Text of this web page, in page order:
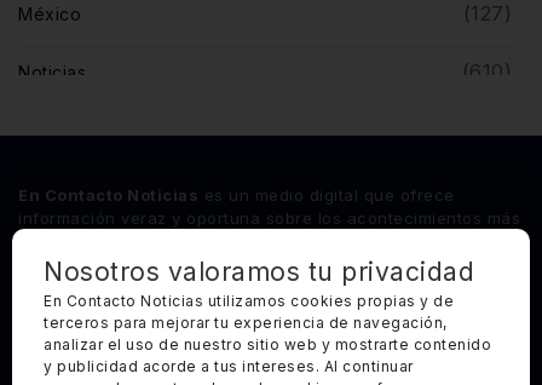
México (127)
Noticias (610)
(5)
Querétaro
En Contacto Noticias es un medio digital que ofrece
información veraz y oportuna sobre los acontecimientos más
principales sucesos nacionales e internacionales.
Síguenos
Categorías Principales
Nosotros valoramos tu privacidad
En Contacto Noticias utilizamos cookies propias y de
terceros para mejorar tu experiencia de navegación,
analizar el uso de nuestro sitio web y mostrarte contenido
y publicidad acorde a tus intereses. Al continuar